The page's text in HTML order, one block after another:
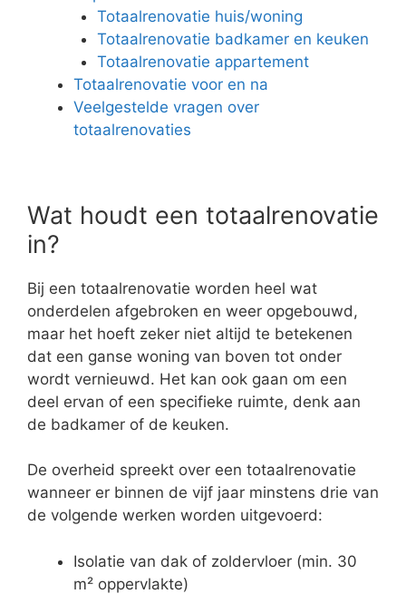
Totaalrenovatie huis/woning
Totaalrenovatie badkamer en keuken
Totaalrenovatie appartement
Totaalrenovatie voor en na
Veelgestelde vragen over
totaalrenovaties
Wat houdt een totaalrenovatie
in?
Bij een totaalrenovatie worden heel wat
onderdelen afgebroken en weer opgebouwd,
maar het hoeft zeker niet altijd te betekenen
dat een ganse woning van boven tot onder
wordt vernieuwd. Het kan ook gaan om een
deel ervan of een specifieke ruimte, denk aan
de badkamer of de keuken.
De overheid spreekt over een totaalrenovatie
wanneer er binnen de vijf jaar minstens drie van
de volgende werken worden uitgevoerd:
Isolatie van dak of zoldervloer (min. 30
m² oppervlakte)